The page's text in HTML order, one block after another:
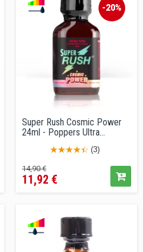
-20%
Super Rush Cosmic Power
24ml - Poppers Ultra
(3)
Prezzo
base
14,90 €Prezzo
11,92 €